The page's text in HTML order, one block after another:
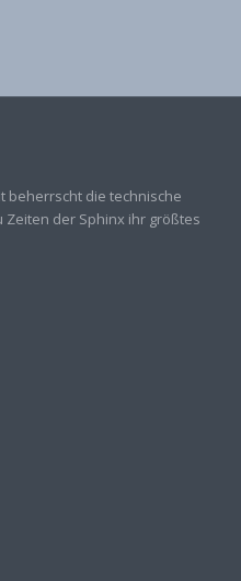
beherrscht die technische
Zeiten der Sphinx ihr größtes